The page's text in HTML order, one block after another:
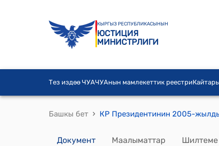
КЫРГЫЗ РЕСПУБЛИКАСЫНЫН
ЮСТИЦИЯ
МИНИСТРЛИГИ
Тез издөө ЧУАЧУАнын мамлекеттик реестри
Башкы бет ›
Документ Маалыматтар Шилтеме